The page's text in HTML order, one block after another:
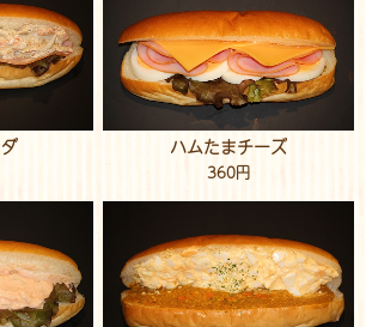
ハムたまチーズ
360円